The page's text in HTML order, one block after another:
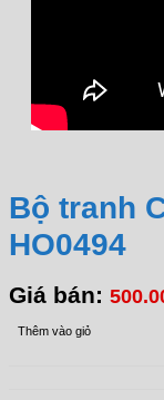
Bộ tranh
HO0494
Giá bán:
Thêm vào giỏ